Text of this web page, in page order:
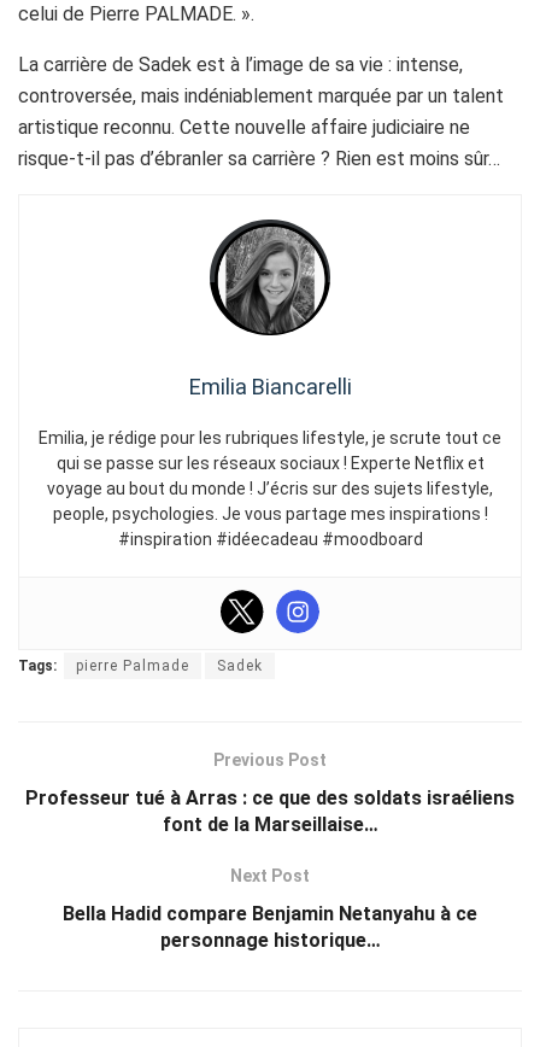
celui de Pierre PALMADE. ».
La carrière de Sadek est à l’image de sa vie : intense,
controversée, mais indéniablement marquée par un talent
artistique reconnu. Cette nouvelle affaire judiciaire ne
risque-t-il pas d’ébranler sa carrière ? Rien est moins sûr…
Emilia Biancarelli
Emilia, je rédige pour les rubriques lifestyle, je scrute tout ce
qui se passe sur les réseaux sociaux ! Experte Netflix et
voyage au bout du monde ! J’écris sur des sujets lifestyle,
people, psychologies. Je vous partage mes inspirations !
#inspiration #idéecadeau #moodboard
Tags: pierre Palmade Sadek
Previous Post
Professeur tué à Arras : ce que des soldats israéliens
font de la Marseillaise…
Next Post
Bella Hadid compare Benjamin Netanyahu à ce
personnage historique…